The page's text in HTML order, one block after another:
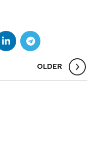
OLDER